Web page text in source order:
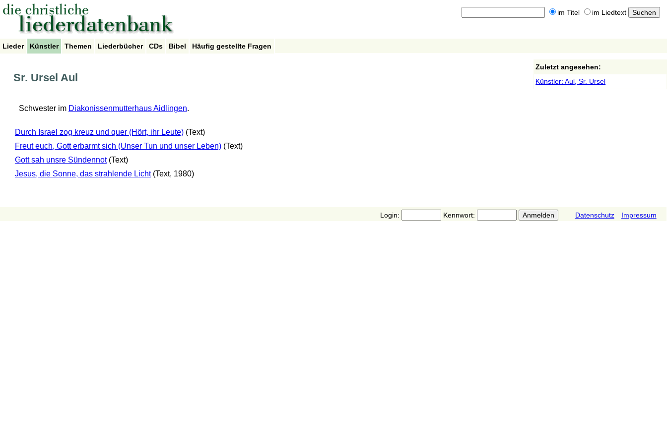
im Titel im Liedtext
Lieder Künstler Themen Liederbücher CDs Bibel Häufig gestellte Fragen
Sr. Ursel Aul
Schwester im Diakonissenmutterhaus Aidlingen.
Durch Israel zog kreuz und quer (Hört, ihr Leute) (Text)
Freut euch, Gott erbarmt sich (Unser Tun und unser Leben) (Text)
Gott sah unsre Sündennot (Text)
Jesus, die Sonne, das strahlende Licht (Text, 1980)
Zuletzt angesehen:
Künstler: Aul, Sr. Ursel
Login: Kennwort: Datenschutz Impressum